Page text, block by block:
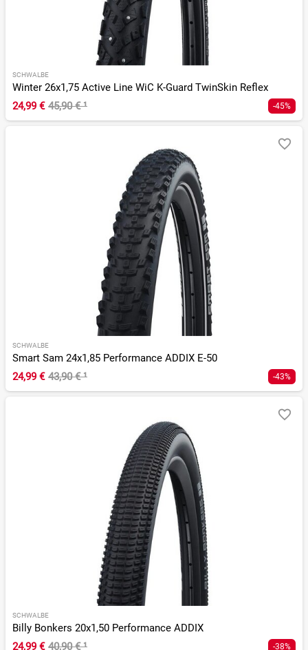
SCHWALBE
Winter 26x1,75 Active Line WiC K-Guard TwinSkin Reflex
24,99 € 45,90 €¹ -45%
SCHWALBE
Smart Sam 24x1,85 Performance ADDIX E-50
24,99 € 43,90 €¹ -43%
SCHWALBE
Billy Bonkers 20x1,50 Performance ADDIX
24,99 € 40,90 €¹ -38%